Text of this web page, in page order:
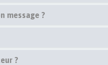
message ?
?